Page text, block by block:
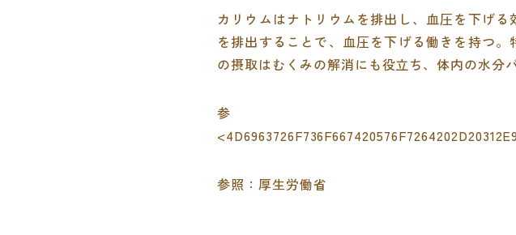
カリウムはナトリウムを排出し、血圧を下げ
を排出することで、血圧を下げる働きを持つ
の摂取はむくみの解消にも役立ち、体内の水分
参
参照： 厚生労働省